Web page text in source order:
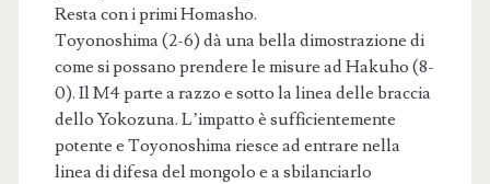
Resta con i primi Homasho.
Toyonoshima (2-6) dà una bella dimostrazione di
come si possano prendere le misure ad Hakuho (8-
0). Il M4 parte a razzo e sotto la linea delle braccia
dello Yokozuna. L’impatto è sufficientemente
potente e Toyonoshima riesce ad entrare nella
linea di difesa del mongolo e a sbilanciarlo